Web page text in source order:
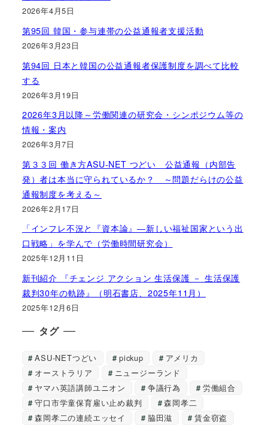
2026年4月5日
第95回 韓国・参与連帯の公益通報者支援活動
2026年3月23日
第94回 日本と韓国の公益通報者保護制度を調べて比較
する
2026年3月19日
2026年3月以降～労働関連の研究会・シンポジウム等の
情報・案内
2026年3月7日
第３３回 働き方ASU-NET つどい 公益通報（内部告
発）者は本当に守られているか？ ～問題だらけの公益
通報制度を考える～
2026年2月17日
「インフレ不況と『資本論』―新しい福祉国家という出
口戦略」を学んで（労働時間研究会）
2025年12月11日
新刊紹介 『チェンジ アクション 生活保護 － 生活保護
裁判30年の軌跡』（明石書店、2025年11月）
2025年12月6日
タグ
ASU-NETつどい pickup
アメリカ
オーストラリア
ニュージーランド
ヤマハ英語講師ユニオン
争議行為
労働組合
守口市学童保育雇い止め裁判
森岡孝二
森岡孝二の連続エッセイ
脇田滋
賃金窃盗